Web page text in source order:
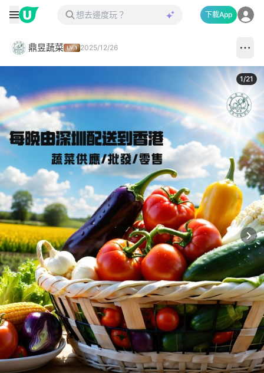
下載App
鼎昱蔬菜 2025/12/26
1/21